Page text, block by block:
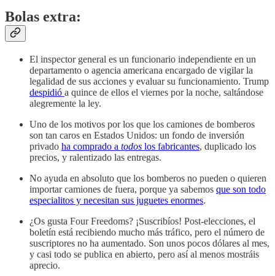
Bolas extra:
El inspector general es un funcionario independiente en un
departamento o agencia americana encargado de vigilar la
legalidad de sus acciones y evaluar su funcionamiento. Trump
despidió a quince de ellos el viernes por la noche, saltándose
alegremente la ley.
Uno de los motivos por los que los camiones de bomberos
son tan caros en Estados Unidos: un fondo de inversión
privado ha comprado a todos los fabricantes, duplicado los
precios, y ralentizado las entregas.
No ayuda en absoluto que los bomberos no pueden o quieren
importar camiones de fuera, porque ya sabemos que son todo
especialitos y necesitan sus juguetes enormes.
¿Os gusta Four Freedoms? ¡Suscribíos! Post-elecciones, el
boletín está recibiendo mucho más tráfico, pero el número de
suscriptores no ha aumentado. Son unos pocos dólares al mes,
y casi todo se publica en abierto, pero así al menos mostráis
aprecio.